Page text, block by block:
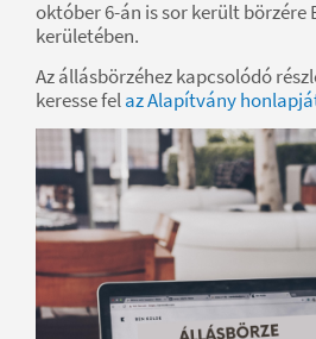
október 6-án is sor került börzére
kerületében.
Az állásbörzéhez kapcsolódó
keresse felaz Alapítvány